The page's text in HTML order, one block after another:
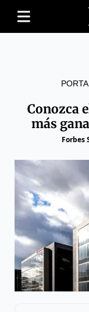
Conozca
más
Forbes